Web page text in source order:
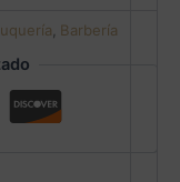
Barbería